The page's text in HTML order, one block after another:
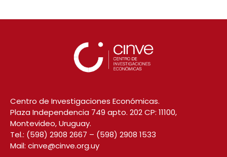
Centro de Investigaciones Económicas.
Plaza Independencia 749 apto. 202 CP: 11100,
Montevideo, Uruguay.
Tel.: (598) 2908 2667 – (598) 2908 1533
Mail: cinve@cinve.org.uy